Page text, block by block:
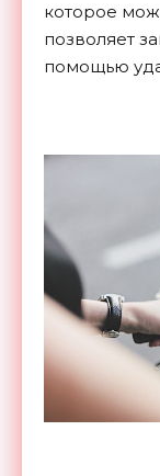
которое
позволяет
помощью